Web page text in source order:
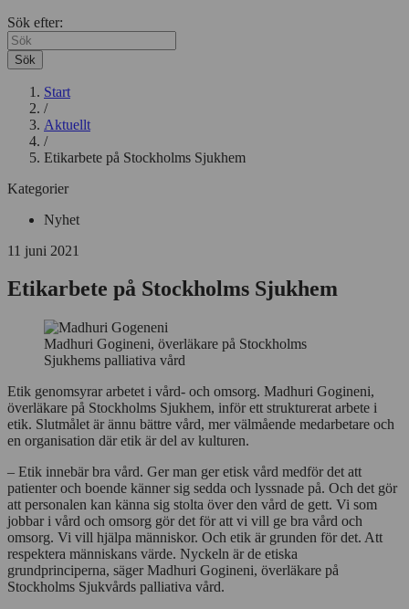
Sök efter:
Sök
Start
/
Aktuellt
/
Etikarbete på Stockholms Sjukhem
Kategorier
Nyhet
11 juni 2021
Etikarbete på Stockholms Sjukhem
Madhuri Gogineni, överläkare på Stockholms
Sjukhems palliativa vård
Etik genomsyrar arbetet i vård- och omsorg. Madhuri Gogineni,
överläkare på Stockholms Sjukhem, inför ett strukturerat arbete i
etik. Slutmålet är ännu bättre vård, mer välmående medarbetare och
en organisation där etik är del av kulturen.
– Etik innebär bra vård. Ger man ger etisk vård medför det att
patienter och boende känner sig sedda och lyssnade på. Och det gör
att personalen kan känna sig stolta över den vård de gett. Vi som
jobbar i vård och omsorg gör det för att vi vill ge bra vård och
omsorg. Vi vill hjälpa människor. Och etik är grunden för det. Att
respektera människans värde. Nyckeln är de etiska
grundprinciperna, säger Madhuri Gogineni, överläkare på
Stockholms Sjukvårds palliativa vård.